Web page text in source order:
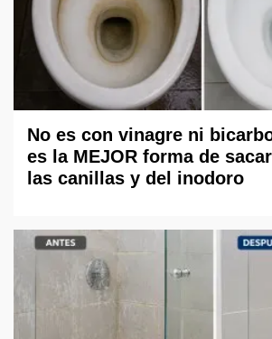
No es con vinagre ni
es la MEJOR forma de
las canillas y del inodoro